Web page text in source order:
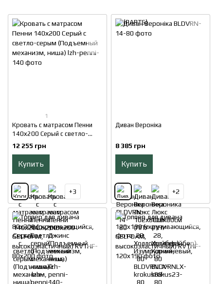
1
Кровать с матрасом Пенни
140х200 Серый с светло-
серым (Подъемный механизм,
12 255 грн
Купить
+3
Диван Вероніка
8 385 грн
Купить
+2